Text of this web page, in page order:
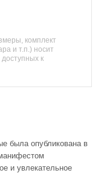
комплект
и т.п.) носит
к
была опубликована в
и увлекательное